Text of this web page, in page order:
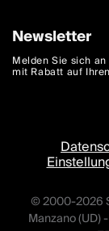
Newsletter
Melden Sie sich
mit Rabatt auf
© 2000-2026
Manzano (UD)